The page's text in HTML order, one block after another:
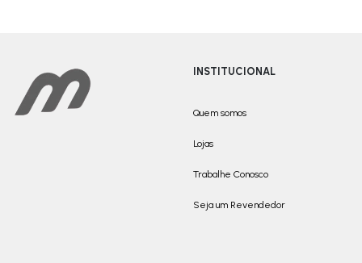
INSTITUCIONAL
Quem somos
Lojas
Trabalhe Conosco
Seja um Revendedor